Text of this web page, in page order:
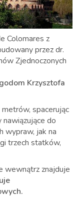
Colomares z
przez dr.
Zjednoczonych
Krzysztofa
spacerując
do
wypraw, jak na
trzech statków,
wewnątrz znajduje